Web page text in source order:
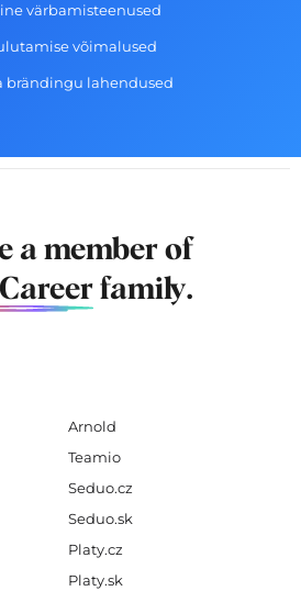
värbamisteenused
võimalused
brändingu lahendused
a member of
family.
Arnold
Teamio
Seduo.cz
Seduo.sk
Platy.cz
Platy.sk